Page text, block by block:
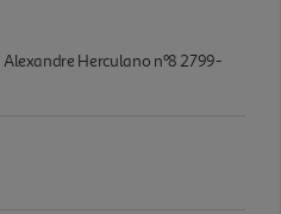
Alexandre Herculano nº8 2799-